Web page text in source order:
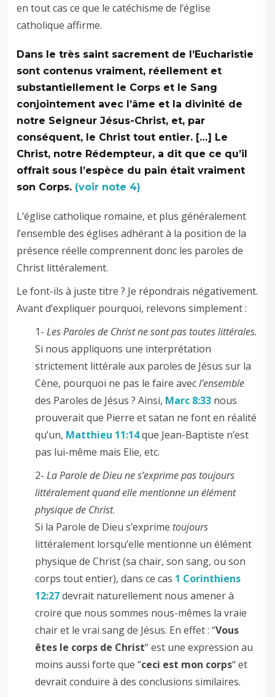
en tout cas ce que le catéchisme de l’église
catholique affirme.
Dans le très saint sacrement de l’Eucharistie
sont contenus vraiment, réellement et
substantiellement le Corps et le Sang
conjointement avec l’âme et la divinité de
notre Seigneur Jésus-Christ, et, par
conséquent, le Christ tout entier. […] Le
Christ, notre Rédempteur, a dit que ce qu’il
offrait sous l’espèce du pain était vraiment
son Corps. (voir note 4)
L’église catholique romaine, et plus généralement
l’ensemble des églises adhérant à la position de la
présence réelle comprennent donc les paroles de
Christ littéralement.
Le font-ils à juste titre ? Je répondrais négativement.
Avant d’expliquer pourquoi, relevons simplement :
1-Les Paroles de Christ ne sont pas toutes littérales.
Si nous appliquons une interprétation
strictement littérale aux paroles de Jésus sur la
Cène, pourquoi ne pas le faire avecl’ensemble
des Paroles de Jésus ? Ainsi, Marc 8:33 nous
prouverait que Pierre et satan ne font en réalité
qu’un, Matthieu 11:14que Jean-Baptiste n’est
pas lui-même mais Elie, etc.
2-La Parole de Dieu ne s’exprime pas toujours
littéralement quand elle mentionne un élément
physique de Christ.
Si la Parole de Dieu s’exprime toujours
littéralement lorsqu’elle mentionne un élément
physique de Christ (sa chair, son sang, ou son
corps tout entier), dans ce cas 1 Corinthiens
12:27devrait naturellement nous amener à
croire que nous sommes nous-mêmes la vraie
chair et le vrai sang de Jésus. En effet : “Vous
êtes le corps de Christ“ est une expression au
moins aussi forte que “ceci est mon corps“ et
devrait conduire à des conclusions similaires.